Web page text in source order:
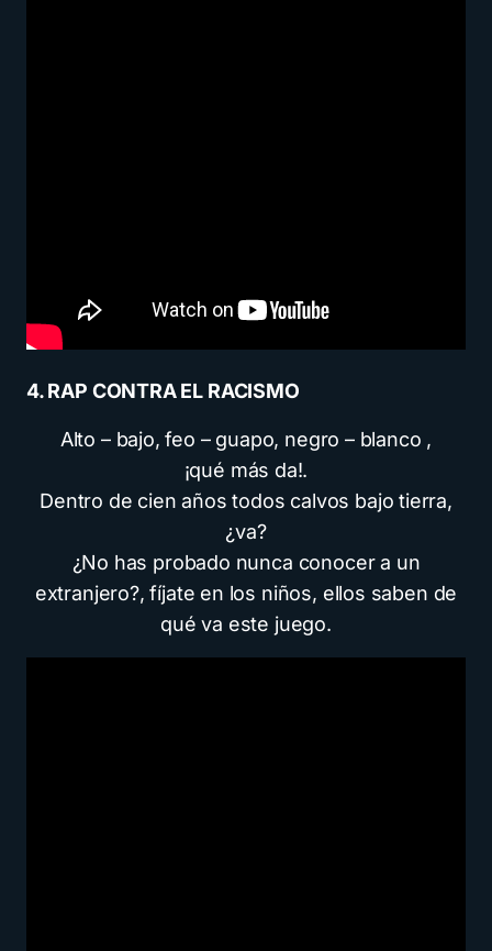
4. RAP CONTRA EL RACISMO
Alto – bajo, feo – guapo, negro – blanco ,
¡qué más da!.
Dentro de cien años todos calvos bajo tierra,
¿va?
¿No has probado nunca conocer a un
extranjero?, fíjate en los niños, ellos saben de
qué va este juego.